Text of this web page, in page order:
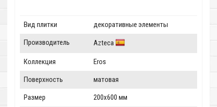
Вид плитки декоративные элементы
Производитель Azteca
Коллекция Eros
Поверхность матовая
Размер 200x600 мм